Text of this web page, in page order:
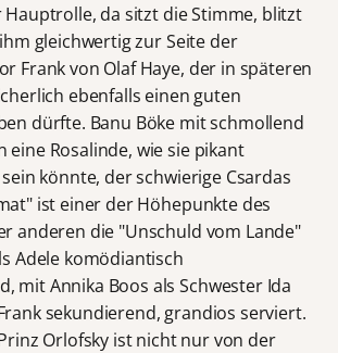
Hauptrolle, da sitzt die Stimme, blitzt
gleichwertig zur Seite der
Frank von Olaf Haye, der in späteren
ebenfalls einen guten
dürfte. Banu Böke mit schmollend
eine Rosalinde, wie sie pikant
könnte, der schwierige Csardas
ist einer der Höhepunkte des
anderen die "Unschuld vom Lande"
Adele komödiantisch
mit Annika Boos als Schwester Ida
sekundierend, grandios serviert.
Orlofsky ist nicht nur von der